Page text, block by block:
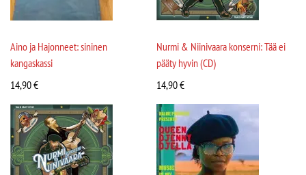
Aino ja Hajonneet: sininen
kangaskassi
14,90€
Nurmi & Niinivaara konserni: Tää ei
pääty hyvin (CD)
14,90€